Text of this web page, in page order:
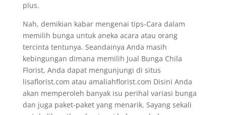
plus.
Nah, demikian kabar mengenai tips-Cara dalam
memilih bunga untuk aneka acara atau orang
tercinta tentunya. Seandainya Anda masih
kebingungan dimana memilih Jual Bunga Chila
Florist, Anda dapat mengunjungi di situs
lisaflorist.com atau amaliahflorist.com Disini Anda
akan memperoleh banyak isu perihal variasi bunga
dan juga paket-paket yang menarik. Sayang sekali